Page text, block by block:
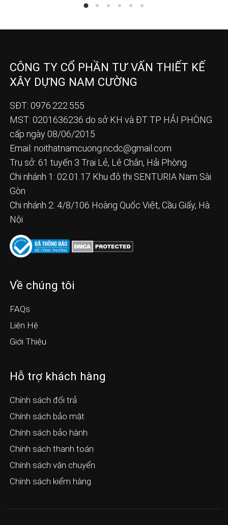
CÔNG TY CỔ PHẦN TƯ VẤN THIẾT KẾ
XÂY DỰNG NAM CƯỜNG
SĐT: 0976.222.555
MST: 0201636236 do sở KH và ĐT TP HẢI PHÒNG
cấp ngày 08/06/2015
Email: noithatnamcuong.ncdc@gmail.com
Trụ sở: 61 tuyến 3 Trại Lẻ, Lê Chân, Hải Phòng
Chi nhánh 1: 02.01.17 Khu đô thị SENTURIA Nam Sài
Gòn
Chi nhánh 2: 4/8/106 Hoàng Quốc Việt, Cầu Giấy, Hà
Nội
Về chúng tôi
FAQs
Liên Hệ
Giới Thiệu
Hỗ trợ khách hàng
Chính sách đổi trả
Chính sách bảo mật
Chính sách bảo hành
Chính sách thanh toán
Chính sách vận chuyển
Chính sách kiểm hàng